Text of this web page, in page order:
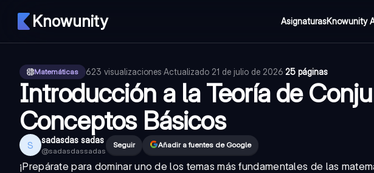
Knowunity AsignaturasKnowunity
Matemáticas 623 visualizaciones·Actualizado 21 de julio de 2026·25 páginas
Introducción a la Teoría de
Conceptos Básicos
S sadasdas sadas
@sadasdassadas
Seguir Añadir a fuentes de Google
¡Prepárate para dominar uno de los temas más fundamentales de las